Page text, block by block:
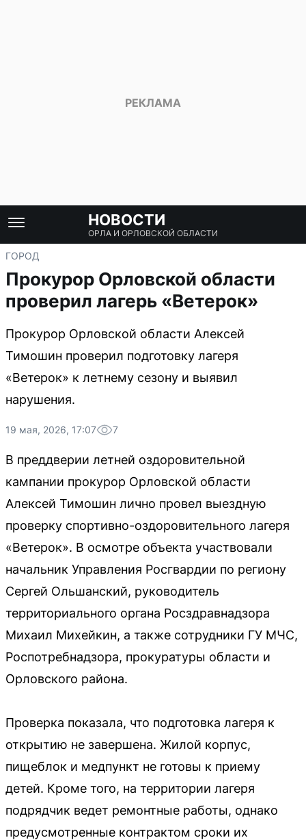
НОВОСТИ
ОРЛА И ОРЛОВСКОЙ ОБЛАСТИ
ГОРОД
Прокурор Орловской области
проверил лагерь «Ветерок»
Прокурор Орловской области Алексей
Тимошин проверил подготовку лагеря
«Ветерок» к летнему сезону и выявил
нарушения.
19 мая, 2026, 17:07 7
В преддверии летней оздоровительной
кампании прокурор Орловской области
Алексей Тимошин лично провел выездную
проверку спортивно-оздоровительного лагеря
«Ветерок». В осмотре объекта участвовали
начальник Управления Росгвардии по региону
Сергей Ольшанский, руководитель
территориального органа Росздравнадзора
Михаил Михейкин, а также сотрудники ГУ МЧС,
Роспотребнадзора, прокуратуры области и
Орловского района.
Проверка показала, что подготовка лагеря к
открытию не завершена. Жилой корпус,
пищеблок и медпункт не готовы к приему
детей. Кроме того, на территории лагеря
подрядчик ведет ремонтные работы, однако
предусмотренные контрактом сроки их